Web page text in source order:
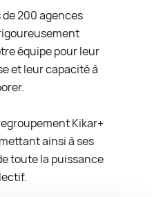
200 agences
équipe pour leur
et leur capacité à
Kikar+
ainsi à ses
toute la puissance